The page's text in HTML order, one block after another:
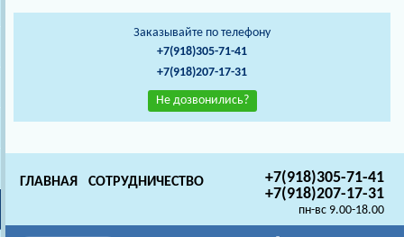
Заказывайте по телефону
+7(918)305-71-41
+7(918)207-17-31
Не дозвонились?
+7(918)305-71-41
+7(918)207-17-31
пн-вс 9.00-18.00
ГЛАВНАЯ СОТРУДНИЧЕСТВО